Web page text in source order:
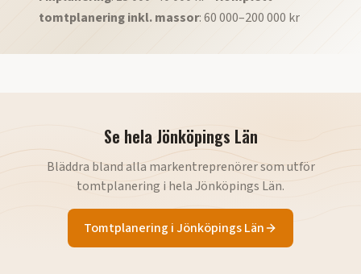
tomtplanering inkl. massor: 60 000–200 000 kr
Se hela Jönköpings Län
Bläddra bland alla markentreprenörer som utför
tomtplanering i helaJönköpings Län.
Tomtplanering iJönköpings Län